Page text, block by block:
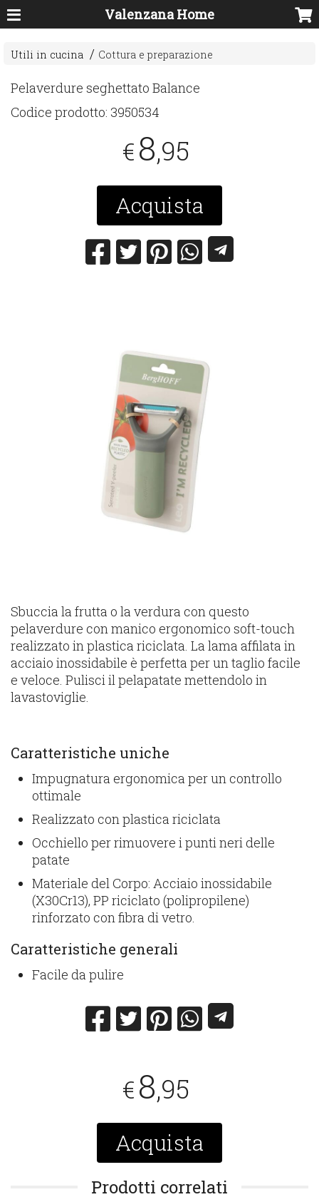
Valenzana Home
Utili in cucina Cottura e preparazione
Pelaverdure seghettato Balance
Codice prodotto: 3950534
€8,95
Acquista
Sbuccia la frutta o la verdura con questo
pelaverdure con manico ergonomico soft-touch
realizzato in plastica riciclata. La lama affilata in
acciaio inossidabile è perfetta per un taglio facile
e veloce. Pulisci il pelapatate mettendolo in
lavastoviglie.
Caratteristiche uniche
Impugnatura ergonomica per un controllo
ottimale
Realizzato con plastica riciclata
Occhiello per rimuovere i punti neri delle
patate
Materiale del Corpo: Acciaio inossidabile
(X30Cr13), PP riciclato (polipropilene)
rinforzato con fibra di vetro.
Caratteristiche generali
Facile da pulire
€8,95
Acquista
Prodotti correlati